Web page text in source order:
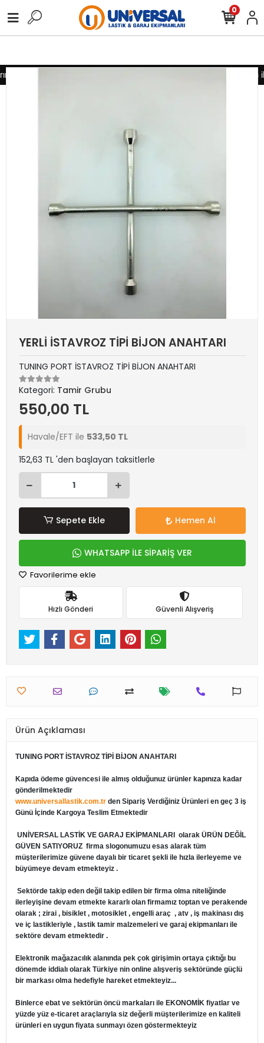
için lütfen iletişime geçiniz Toptan alımlarınız için lütfen
0
YERLİ İSTAVROZ TİPİ BİJON ANAHTARI
TUNING PORT İSTAVROZ TİPİ BİJON ANAHTARI
Kategori: Tamir Grubu
550,00 TL
Havale/EFT ile 533,50 TL
152,63 TL 'den başlayan taksitlerle
Sepete Ekle Hemen Al
WHATSAPP İLE SİPARİŞ VER
Favorilerime ekle
Hızlı Gönderi Güvenli Alışveriş
Ürün Açıklaması
TUNING PORT İSTAVROZ TİPİ BİJON ANAHTARI
Kapıda ödeme güvencesi ile almış olduğunuz ürünler kapınıza kadar
gönderilmektedir
www.universallastik.com.tr den Sipariş Verdiğiniz Ürünleri en geç 3 iş
Günü İçinde Kargoya Teslim Etmektedir
UNİVERSAL LASTİK VE GARAJ EKİPMANLARI
olarak ÜRÜN DEĞİL
GÜVEN SATIYORUZ firma slogonumuzu esas alarak tüm
müşterilerimize güvene dayalı bir ticaret şekli ile hızla ilerleyeme ve
büyümeye devam etmekteyiz .
Sektörde takip eden değil takip edilen bir firma olma niteliğinde
ilerleyişine devam etmekte kararlı olan firmamız toptan ve perakende
olarak ; zirai , bisiklet , motosiklet , engelli araç , atv , iş makinası dış
ve iç lastikleriyle , lastik tamir malzemeleri ve garaj ekipmanları ile
sektöre devam etmektedir .
Elektronik mağazacılık alanında pek çok girişimin ortaya çıktığı bu
dönemde iddialı olarak Türkiye nin online alışveriş sektöründe güçlü
bir markası olma hedefiyle hareket etmekteyiz...
Binlerce ebat ve sektörün öncü markaları ile EKONOMİK fiyatlar ve
yüzde yüz e-ticaret araçlarıyla siz değerli müşterilerimize en kaliteli
ürünleri en uygun fiyata sunmayı özen göstermekteyiz